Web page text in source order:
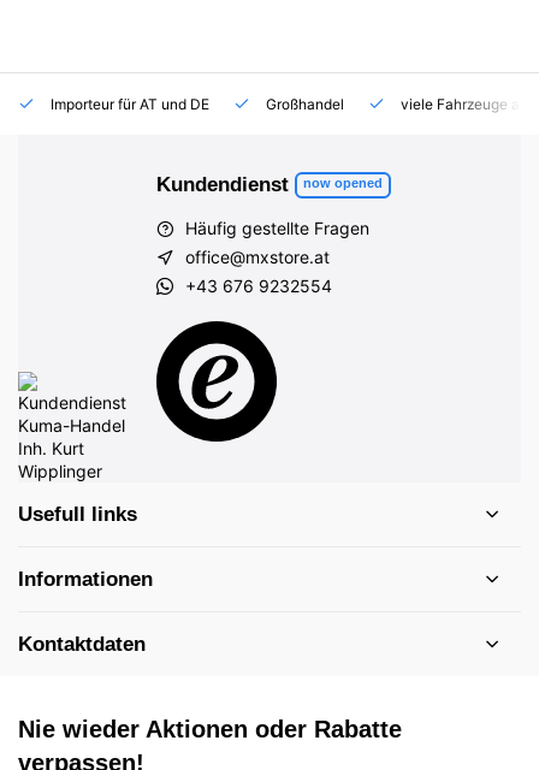
Importeur für AT und DE Großhandel viele Fahrzeuge auf
Kundendienst now opened
Häufig gestellte Fragen
office@mxstore.at
+43 676 9232554
Usefull links
Informationen
Kontaktdaten
Nie wieder Aktionen oder Rabatte
verpassen!